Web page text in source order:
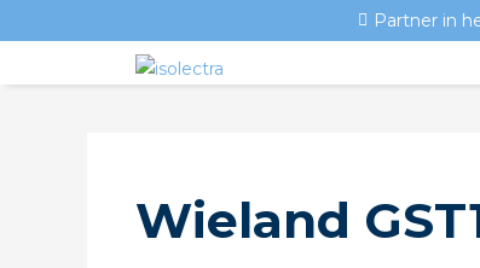
Wieland
Partner in